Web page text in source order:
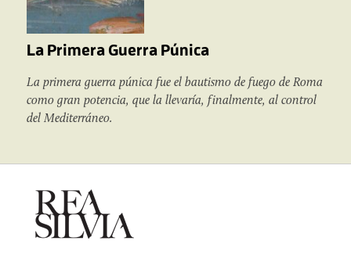
La Primera Guerra Púnica
La primera guerra púnica fue el bautismo de fuego de Roma
como gran potencia, que la llevaría, finalmente, al control
del Mediterráneo.